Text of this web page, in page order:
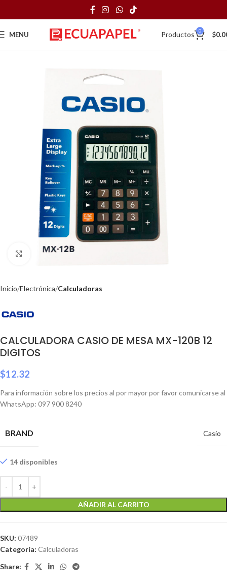
MENU Productos 0 $
Click to enlarge
Inicio Electrónica Calculadoras
CALCULADORA CASIO DE MESA MX-120B 12
DIGITOS
$12.32
Para información sobre los precios al por mayor por favor comunicarse al
WhatsApp: 097 900 8240
BRAND Casio
14 disponibles
AÑADIR AL CARRITO
SKU: 07489
Categoría: Calculadoras
Share: